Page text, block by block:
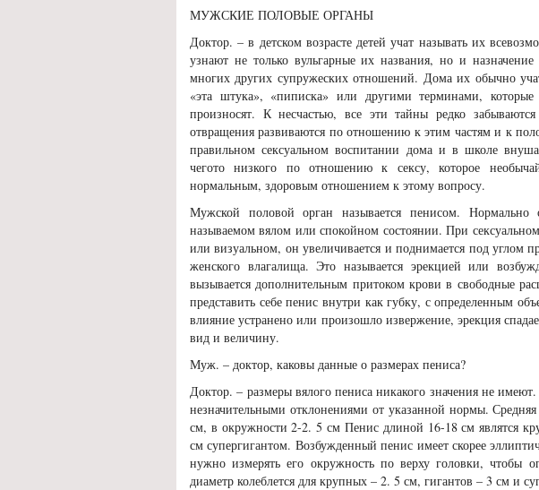
МУЖСКИЕ ПОЛОВЫЕ ОРГАНЫ
Доктор. – в детском возрасте детей учат называть их
узнают не только вульгарные их названия, но и
многих других супружеских отношений. Дома их обычно
«эта штука», «пиписка» или другими терминами,
произносят. К несчастью, все эти тайны редко
отвращения развиваются по отношению к этим частям и к
правильном сексуальном воспитании дома и в школе
чегото низкого по отношению к сексу, которое
нормальным, здоровым отношением к этому вопросу.
Мужской половой орган называется пенисом.
называемом вялом или спокойном состоянии. При
или визуальном, он увеличивается и поднимается под углом
женского влагалища. Это называется эрекцией или
вызывается дополнительным притоком крови в свободные
представить себе пенис внутри как губку, с определенным
влияние устранено или произошло извержение, эрекция
вид и величину.
Муж. – доктор, каковы данные о размерах пениса?
Доктор. – размеры вялого пениса никакого значения не
незначительными отклонениями от указанной нормы.
см, в окружности 2-2. 5 см Пенис длиной 16-18 см являтся
см супергигантом. Возбужденный пенис имеет скорее
нужно измерять его окружность по верху головки, чтобы
диаметр колеблется для крупных – 2. 5 см, гигантов – 3 см и